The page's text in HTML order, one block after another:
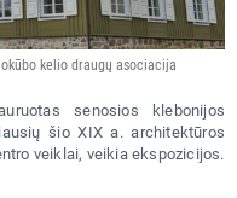
kelio draugų asociacija
senosios klebonijos
šio XIX a. architektūros
veiklai, veikia ekspozicijos.